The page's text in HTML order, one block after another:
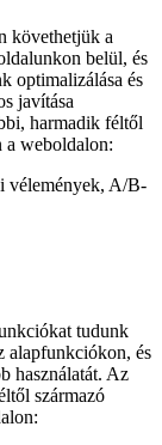
követhetjük a
belül, és
optimalizálása és
javítása
harmadik féltől
a weboldalon:
vélemények, A/B-
tudunk
alapfunkciókon, és
használatát. Az
származó